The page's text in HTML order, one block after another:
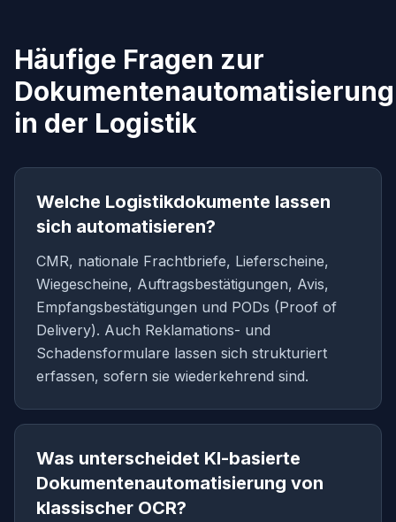
Häufige Fragen zur
Dokumentenautomatisierung
in der Logistik
Welche Logistikdokumente lassen
sich automatisieren?
CMR, nationale Frachtbriefe, Lieferscheine,
Wiegescheine, Auftragsbestätigungen, Avis,
Empfangsbestätigungen und PODs (Proof of
Delivery). Auch Reklamations- und
Schadensformulare lassen sich strukturiert
erfassen, sofern sie wiederkehrend sind.
Was unterscheidet KI-basierte
Dokumentenautomatisierung von
klassischer OCR?